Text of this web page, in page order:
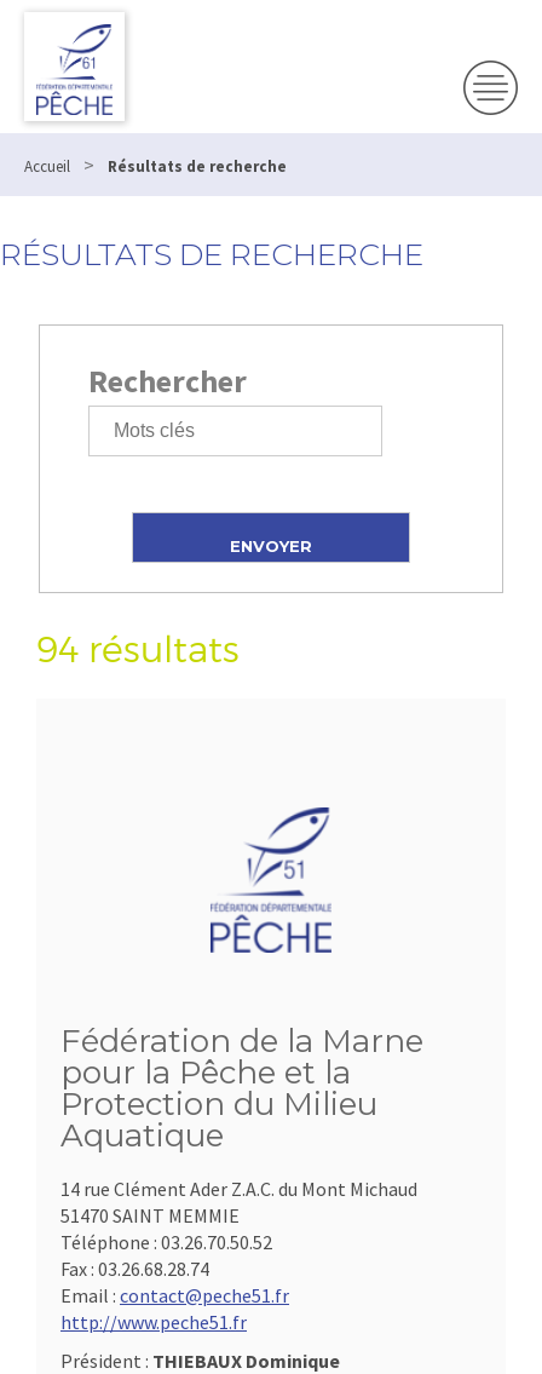
Accueil > Résultats de recherche
RÉSULTATS DE RECHERCHE
Rechercher
94 résultats
Fédération de la Marne
pour la Pêche et la
Protection du Milieu
Aquatique
14 rue Clément Ader Z.A.C. du Mont Michaud
51470 SAINT MEMMIE
Téléphone : 03.26.70.50.52
Fax : 03.26.68.28.74
Email : contact@peche51.fr
http://www.peche51.fr
Président : THIEBAUX Dominique